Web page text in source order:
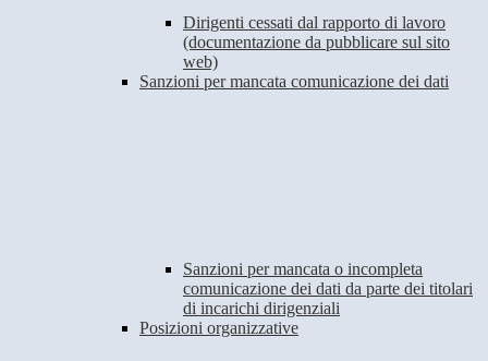
Dirigenti cessati dal rapporto di lavoro
(documentazione da pubblicare sul sito
web)
Sanzioni per mancata comunicazione dei dati
Sanzioni per mancata o incompleta
comunicazione dei dati da parte dei titolari
di incarichi dirigenziali
Posizioni organizzative